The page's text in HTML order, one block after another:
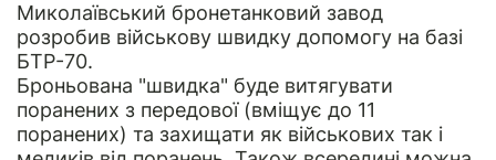
Миколаївський бронетанковий завод
розробив військову швидку допомогу на базі
БТР-70.
Броньована "швидка" буде витягувати
поранених з передової (вміщує до 11
поранених) та захищати як військових так і